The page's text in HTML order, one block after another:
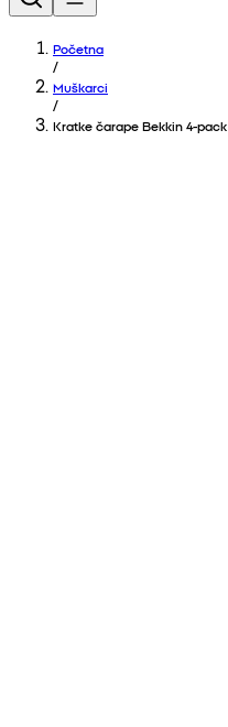
Početna
/
Muškarci
/
Kratke čarape Bekkin 4-pack